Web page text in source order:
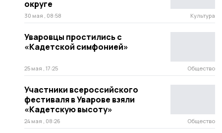
округе
30 мая , 08:58 Культура
Уваровцы простились с
«Кадетской симфонией»
25 мая , 17:25 Общество
Участники всероссийского
фестиваля в Уварове взяли
«Кадетскую высоту»
24 мая , 08:26 Общество